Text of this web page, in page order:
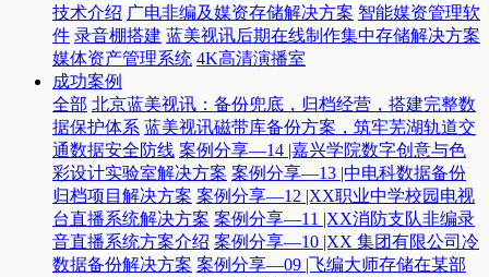
技术介绍 广电非编及媒资存储解决方案 智能媒资管理软
件 录音棚搭建 蓝美视讯后期在线制作集中存储解决方案
媒体资产管理系统 4K高清演播室
成功案例
全部 北京蓝美视讯：备份兜底，归档经营，搭建完整数
据保护体系 蓝美视讯磁带库备份方案，筑牢芜湖轨道交
通数据安全防线 案例分享—14 |嘉兴学院数字创意与色
彩设计实验室解决方案 案例分享—13 |中电科数据备份
归档项目解决方案 案例分享—12 |XX职业中学校园电视
台直播系统解决方案 案例分享—11 |XX消防支队非编录
音直播系统方案介绍 案例分享—10 |XX 集团有限公司冷
数据备份解决方案 案例分享—09 |飞编大师存储在某部